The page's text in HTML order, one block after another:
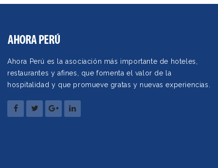
Ahora Perú es la asociación más importante de hoteles,
restaurantes y afines, que fomenta el valor de la
hospitalidad y que promueve gratas y nuevas experiencias.